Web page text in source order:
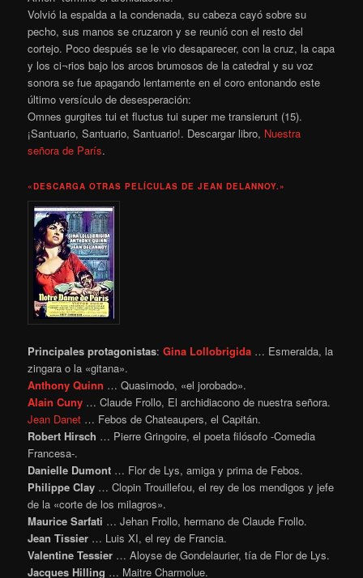
Volvió la espalda a la condenada, su cabeza cayó sobre su
pecho, sus manos se cruzaron y se reunió con el resto del
cortejo. Poco después se le vio desaparecer, con la cruz, la capa
y los ci¬rios bajo los arcos brumosos de la catedral y su voz
sonora se fue apagando lentamente en el coro entonando este
último versículo de desesperación:
Omnes gurgites tui et fluctus tui super me transierunt (15).
¡Santuario, Santuario, Santuario!. Descargar libro, Nuestra
señora de París.
«DESCARGA OTRAS PELÍCULAS DE JEAN DELANNOY.»
Principales protagonistas:Gina Lollobrigida … Esmeralda, la
zingara o la «gitana».
Anthony Quinn … Quasimodo, «el jorobado».
Alain Cuny … Claude Frollo, El archidiacono de nuestra señora.
Jean Danet … Febos de Chateaupers, el Capitán.
Robert Hirsch … Pierre Gringoire, el poeta filósofo -Comedia
Francesa-.
Danielle Dumont … Flor de Lys, amiga y prima de Febos.
Philippe Clay … Clopin Trouillefou, el rey de los mendigos y jefe
de la «corte de los milagros».
Maurice Sarfati … Jehan Frollo, hermano de Claude Frollo.
Jean Tissier … Luis XI, el rey de Francia.
Valentine Tessier … Aloyse de Gondelaurier, tía de Flor de Lys.
Jacques Hilling … Maitre Charmolue.